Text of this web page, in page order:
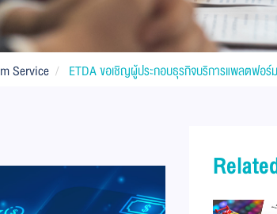
Service ETDA ขอเชิญผู้ประกอบธุรกิจบริการแพลตฟอร์ม